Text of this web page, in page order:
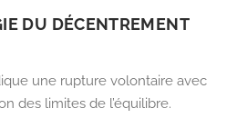
DU DÉCENTREMENT
une rupture volontaire avec
des limites de l’équilibre.